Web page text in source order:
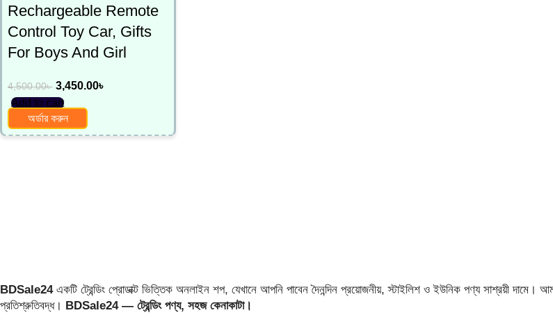
Rechargeable Remote
Control Toy Car, Gifts
For Boys And Girl
4,500.00৳ 3,450.00৳
Add to cart
অর্ডার করুন
BDSale24একটি ট্রেন্ডিং প্রোডাক্ট ভিত্তিক অনলাইন শপ, যেখানে আপনি পাবেন দৈনন্দিন প্রয়োজনীয়, স্টাইলিশ ও ইউনিক পণ্য সাশ্রয়ী দামে।
প্রতিশ্রুতিবদ্ধ। BDSale24 — ট্রেন্ডিং পণ্য, সহজ কেনাকাটা।